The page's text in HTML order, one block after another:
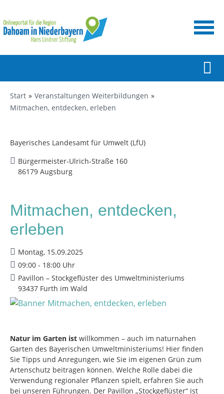
Start
Veranstaltungen Weiterbildungen
Mitmachen, entdecken, erleben
Bayerisches Landesamt für Umwelt (LfU)
Bürgermeister-Ulrich-Straße 160
86179 Augsburg
Mitmachen, entdecken,
erleben
Montag, 15.09.2025
09:00 - 18:00 Uhr
Pavillon – Stockgeflüster des Umweltministeriums
93437 Furth im Wald
Natur im Garten ist willkommen – auch im naturnahen
Garten des Bayerischen Umweltministeriums! Hier finden
Sie Tipps und Anregungen, wie Sie im eigenen Grün zum
Artenschutz beitragen können. Welche Rolle dabei die
Verwendung regionaler Pflanzen spielt, erfahren Sie auch
bei unseren Führungen. Der Pavillon „Stockgeflüster“ ist